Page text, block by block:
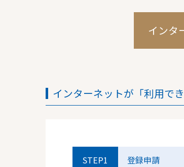
インタ
インターネットが「利用でき
STEP1 登録申請